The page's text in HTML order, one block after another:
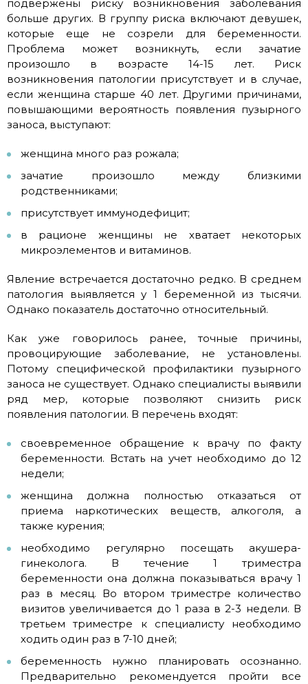
подвержены риску возникновения заболевания
больше других. В группу риска включают девушек,
которые еще не созрели для беременности.
Проблема может возникнуть, если зачатие
произошло в возрасте 14-15 лет. Риск
возникновения патологии присутствует и в случае,
если женщина старше 40 лет. Другими причинами,
повышающими вероятность появления пузырного
заноса, выступают:
женщина много раз рожала;
зачатие произошло между близкими
родственниками;
присутствует иммунодефицит;
в рационе женщины не хватает некоторых
микроэлементов и витаминов.
Явление встречается достаточно редко. В среднем
патология выявляется у 1 беременной из тысячи.
Однако показатель достаточно относительный.
Как уже говорилось ранее, точные причины,
провоцирующие заболевание, не установлены.
Потому специфической профилактики пузырного
заноса не существует. Однако специалисты выявили
ряд мер, которые позволяют снизить риск
появления патологии. В перечень входят:
своевременное обращение к врачу по факту
беременности. Встать на учет необходимо до 12
недели;
женщина должна полностью отказаться от
приема наркотических веществ, алкоголя, а
также курения;
необходимо регулярно посещать акушера-
гинеколога. В течение 1 триместра
беременности она должна показываться врачу 1
раз в месяц. Во втором триместре количество
визитов увеличивается до 1 раза в 2-3 недели. В
третьем триместре к специалисту необходимо
ходить один раз в 7-10 дней;
беременность нужно планировать осознанно.
Предварительно рекомендуется пройти все